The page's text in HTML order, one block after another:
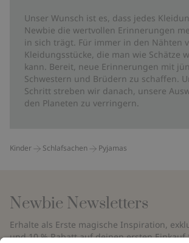
Unser Wunsch ist es, dass jedes
Newbie die wertvollen Erinnerungen
in sich trägt. Für immer in den Nähten
Kleidungsstücke, die man wie Schätze
kann. Bereit, neue Erinnerungen mit
Schwestern und Brüdern zu schaffen.
Schritt streben wir danach, unsere
den Planeten zu verringern.
Kinder Schlafsachen Pyjamas
Newbie Newsletters
Erhalte als Erste magische Inspiration,
und 10 % Rabatt auf deinen ersten